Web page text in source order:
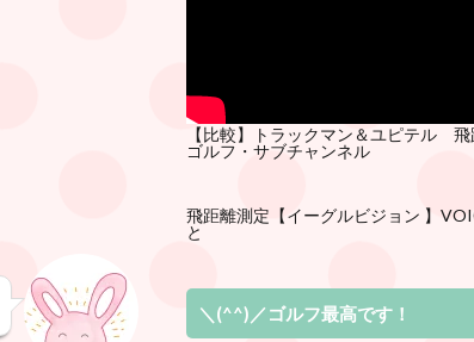
【比較】トラックマン＆ユピテル
ゴルフ・サブチャンネル
飛距離測定 【イーグルビジョン 】
と
＼(^^)／ゴルフ最高です！